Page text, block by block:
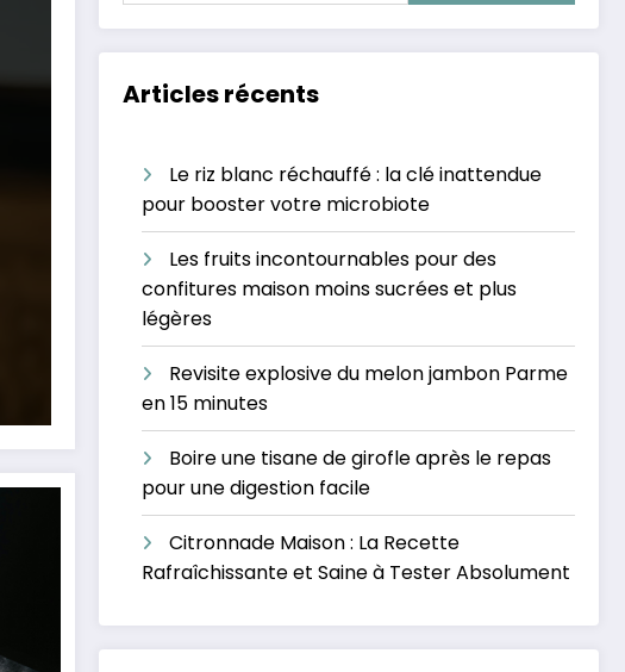
Articles récents
Le riz blanc réchauffé : la clé inattendue
pour booster votre microbiote
Les fruits incontournables pour des
confitures maison moins sucrées et plus
légères
Revisite explosive du melon jambon Parme
en 15 minutes
Boire une tisane de girofle après le repas
pour une digestion facile
Citronnade Maison : La Recette
Rafraîchissante et Saine à Tester Absolument